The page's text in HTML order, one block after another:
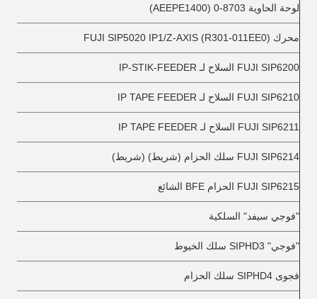
لوحة الحاوية 8703-0 (AEEPE1400)
محرك FUJI SIP5020 IP1/Z-AXIS (R301-011EE0)
FUJI SIP6200 السلاح لـ IP-STIK-FEEDER
FUJI SIP6210 السلاح لـ IP TAPE FEEDER
FUJI SIP6211 السلاح لـ IP TAPE FEEDER
FUJI SIP6214 سلك الحزام (شريط) (شريط)
FUJI SIP6215 الحزام BFE الشائع
"فوجي سيفد" السلكية
"فوجي" SIPHD3 سلك الخيوط
فجوى SIPHD4 سلك الحزام